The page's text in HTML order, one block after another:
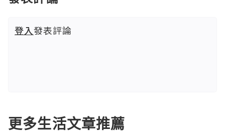
登入發表評論
更多生活文章推薦